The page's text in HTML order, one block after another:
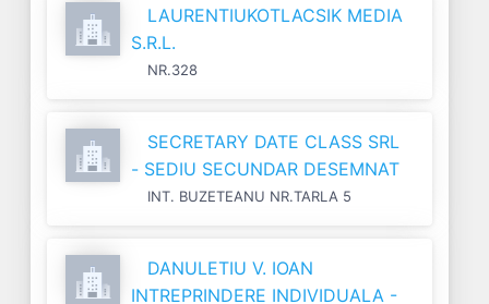
LAURENTIUKOTLACSIK MEDIA
S.R.L.
NR.328
SECRETARY DATE CLASS SRL
- SEDIU SECUNDAR DESEMNAT
INT. BUZETEANU NR.TARLA 5
DANULETIU V. IOAN
INTREPRINDERE INDIVIDUALA -